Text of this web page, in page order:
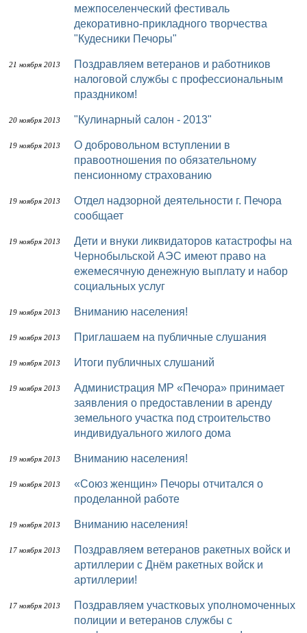
межпоселенческий фестиваль
декоративно-прикладного творчества
"Кудесники Печоры"
21 ноября 2013
Поздравляем ветеранов и работников
налоговой службы с профессиональным
праздником!
20 ноября 2013 "Кулинарный салон - 2013"
19 ноября 2013
О добровольном вступлении в
правоотношения по обязательному
пенсионному страхованию
19 ноября 2013
Отдел надзорной деятельности г. Печора
сообщает
19 ноября 2013
Дети и внуки ликвидаторов катастрофы на
Чернобыльской АЭС имеют право на
ежемесячную денежную выплату и набор
социальных услуг
19 ноября 2013 Вниманию населения!
19 ноября 2013 Приглашаем на публичные слушания
19 ноября 2013 Итоги публичных слушаний
19 ноября 2013
Администрация МР «Печора» принимает
заявления о предоставлении в аренду
земельного участка под строительство
индивидуального жилого дома
19 ноября 2013 Вниманию населения!
19 ноября 2013
«Союз женщин» Печоры отчитался о
проделанной работе
19 ноября 2013 Вниманию населения!
17 ноября 2013
Поздравляем ветеранов ракетных войск и
артиллерии с Днём ракетных войск и
артиллерии!
17 ноября 2013
Поздравляем участковых уполномоченных
полиции и ветеранов службы с